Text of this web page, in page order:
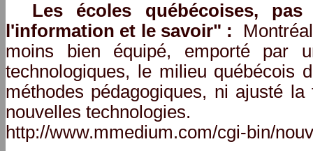
Les écoles québécoises,
l'information et le savoir" :
moins bien équipé, emporté par
technologiques, le milieu québécois
méthodes pédagogiques, ni ajusté
nouvelles technologies.
http://www.mmedium.com/cgi-bin/